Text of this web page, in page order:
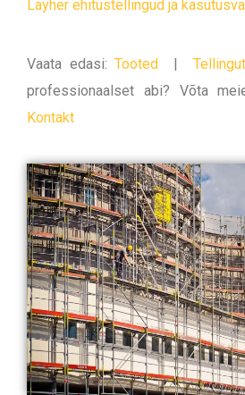
Layher ehitustellingud ja
Vaata edasi: Tooted |
professionaalset abi? Võta
Kontakt